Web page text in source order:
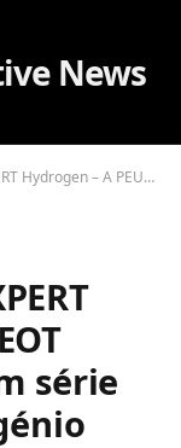
a produção em série de veículos a hidrogénio
série